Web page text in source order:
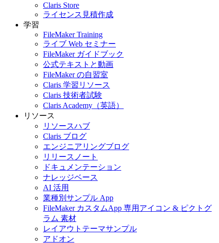
Claris Store
ライセンス見積作成
学習
FileMaker Training
ライブ Web セミナー
FileMaker ガイドブック
公式テキストと動画
FileMaker の自習室
Claris 学習リソース
Claris 技術者試験
Claris Academy（英語）
リソース
リソースハブ
Claris ブログ
エンジニアリングブログ
リリースノート
ドキュメンテーション
ナレッジベース
AI 活用
業種別サンプル App
FileMaker カスタムApp 専用アイコン & ピクトグ
ラム 素材
レイアウトテーマサンプル
アドオン